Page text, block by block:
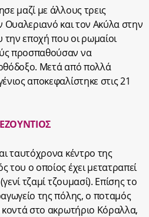
μαζί με άλλους τρεις
Ουαλεριανό και τον Ακύλα στην
εποχή που οι ρωμαίοι
προσπαθούσαν να
Μετά από πολλά
αποκεφαλίστηκε στις 21
ταυτόχρονα κέντρο της
του ο οποίος έχει μετατραπεί
τζαμί τζουμασί). Επίσης το
της πόλης, ο ποταμός
κοντά στο ακρωτήριο Κόραλλα,